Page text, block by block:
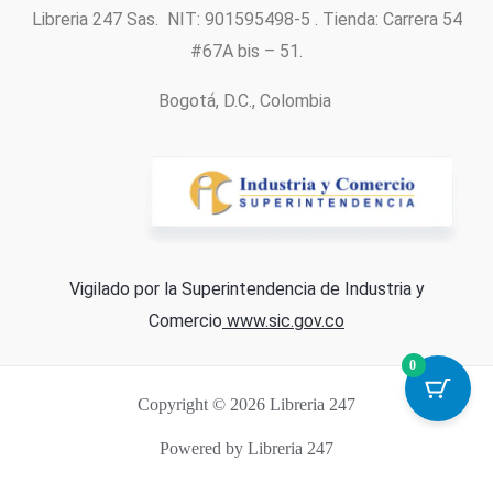
Libreria 247 Sas. NIT: 901595498-5 . Tienda: Carrera 54
#67A bis – 51.
Bogotá, D.C., Colombia
Vigilado por la Superintendencia de Industria y
Comercio www.sic.gov.co
Copyright © 2026 Libreria 247
Powered by Libreria 247
0